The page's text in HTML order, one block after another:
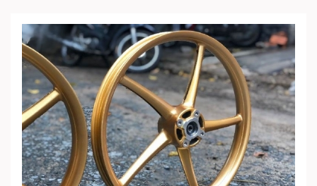
Cho vào giỏ hàng